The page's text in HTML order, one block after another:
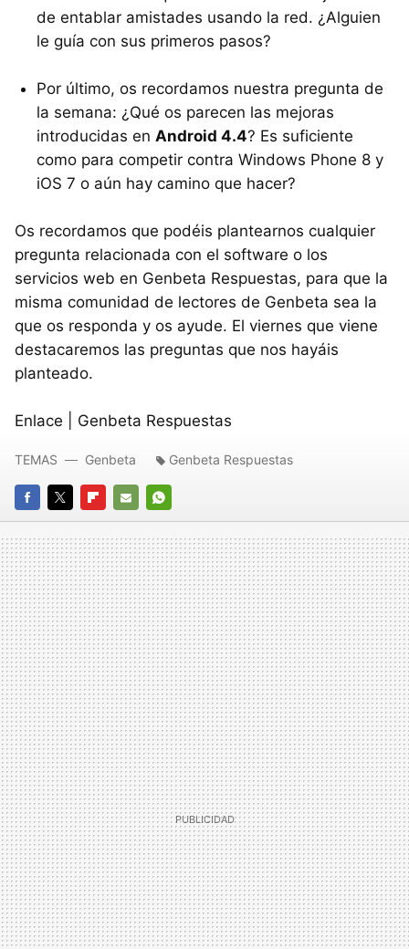
de entablar amistades usando la red. ¿Alguien
le guía con sus primeros pasos?
Por último, os recordamos nuestra pregunta de
la semana: ¿Qué os parecen las mejoras
introducidas en Android 4.4? Es suficiente
como para competir contra Windows Phone 8 y
iOS 7 o aún hay camino que hacer?
Os recordamos que podéis plantearnos cualquier
pregunta relacionada con el software o los
servicios web en Genbeta Respuestas, para que la
misma comunidad de lectores de Genbeta sea la
que os responda y os ayude. El viernes que viene
destacaremos las preguntas que nos hayáis
planteado.
Enlace | Genbeta Respuestas
FACEBOOK
TWITTERFLIPBOARD
E-
MAIL
WHATSAPP
TEMAS Genbeta Genbeta Respuestas